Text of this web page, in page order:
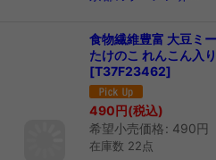
食物繊維豊富 大豆ミ
たけのこ れんこん入
[T37F23462]
490円(税込)
希望小売価格: 490円
在庫数 22点